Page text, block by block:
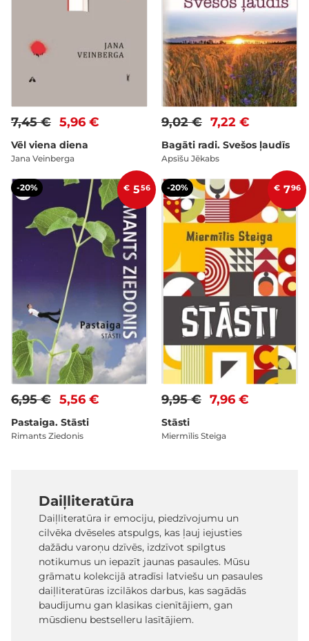
5,96 €
7,45 €
Vēl viena diena
Jana Veinberga
7,22 €
9,02 €
Bagāti radi. Svešos ļaudīs
Apsīšu Jēkabs
-20% € 556
5,56 €
6,95 €
Pastaiga. Stāsti
Rimants Ziedonis
-20% € 796
7,96 €
9,95 €
Stāsti
Miermīlis Steiga
Daiļliteratūra
Daiļliteratūra ir emociju, piedzīvojumu un
cilvēka dvēseles atspulgs, kas ļauj iejusties
dažādu varoņu dzīvēs, izdzīvot spilgtus
notikumus un iepazīt jaunas pasaules. Mūsu
grāmatu kolekcijā atradīsi latviešu un pasaules
daiļliteratūras izcilākos darbus, kas sagādās
baudījumu gan klasikas cienītājiem, gan
mūsdienu bestselleru lasītājiem.